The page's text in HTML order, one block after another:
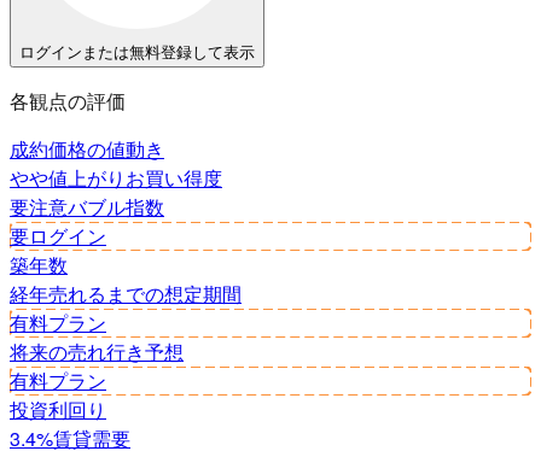
ログインまたは無料登録して表示
各観点の評価
成約価格の値動き
やや値上がり お買い得度
要注意バブル指数
要ログイン
築年数
経年売れるまでの想定期間
有料プラン
将来の売れ行き予想
有料プラン
投資利回り
3.4%賃貸需要